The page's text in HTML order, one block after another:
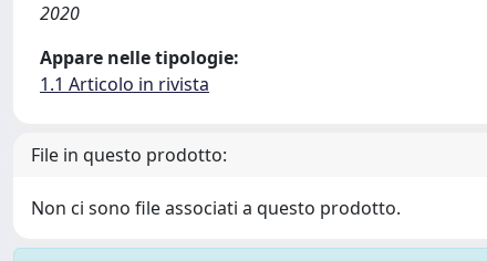
2020
Appare nelle tipologie:
1.1 Articolo in rivista
File in questo prodotto:
Non ci sono file associati a questo prodotto.